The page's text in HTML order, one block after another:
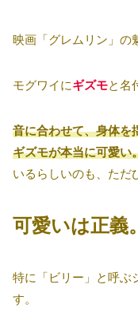
映画「グレムリン」の
モグワイにギズモと名
音に合わせて、身体を
ギズモが本当に可愛い
いるらしいのも、ただ
可愛いは正義。
特に「ビリー」と呼ぶ
す。